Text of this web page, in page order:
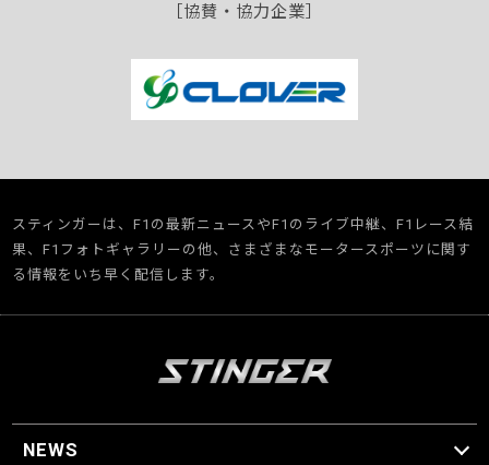
［協賛・協力企業］
スティンガーは、F1の最新ニュースやF1のライブ中継、F1レース結
果、F1フォトギャラリーの他、さまざまなモータースポーツに関す
る情報をいち早く配信します。
NEWS